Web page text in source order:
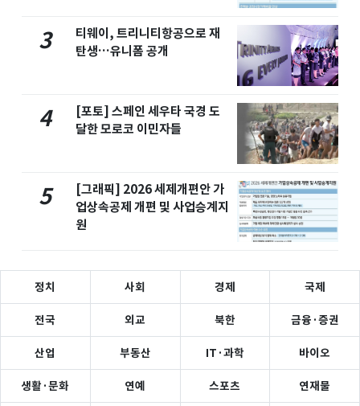
3
티웨이, 트리니티항공으로 재
탄생…유니폼 공개
4
[포토] 스페인 세우타 국경 도
달한 모로코 이민자들
5
[그래픽] 2026 세제개편안 가
업상속공제 개편 및 사업승계지
원
정치 사회 경제 국제
전국 외교 북한 금융·증권
산업 부동산 IT·과학 바이오
생활·문화 연예 스포츠 연재물